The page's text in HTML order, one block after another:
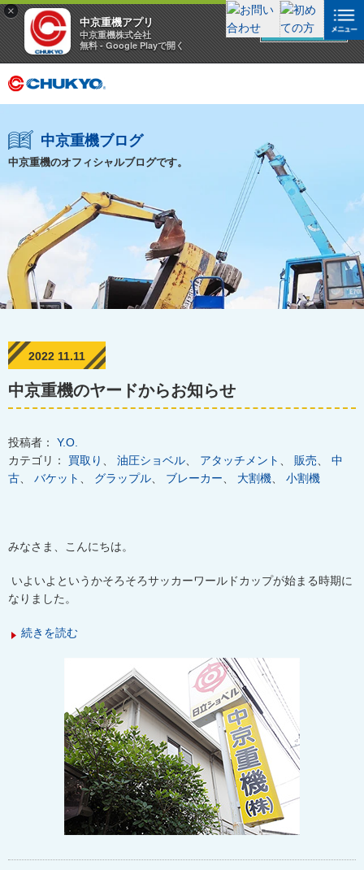
×
中京重機アプリ
中京重機株式会社
無料 - Google Playで開く
アプリを見る
中京重機ブログ
中京重機のオフィシャルブログです。
2022 11.11
中京重機のヤードからお知らせ
投稿者： Y.O.
カテゴリ： 買取り 油圧ショベル アタッチメント 販売
中
古
バケット グラップル ブレーカー 大割機 小割機
みなさま、こんにちは。
いよいよというかそろそろサッカーワールドカップが始まる時期に
なりました。
続きを読む